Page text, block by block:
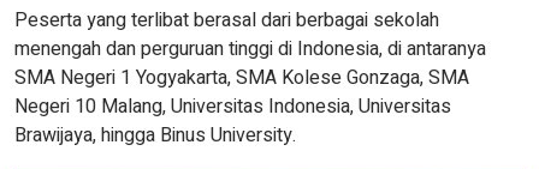
Peserta yang terlibat berasal dari berbagai sekolah
menengah dan perguruan tinggi di Indonesia, di antaranya
SMA Negeri 1 Yogyakarta, SMA Kolese Gonzaga, SMA
Negeri 10 Malang, Universitas Indonesia, Universitas
Brawijaya, hingga Binus University.